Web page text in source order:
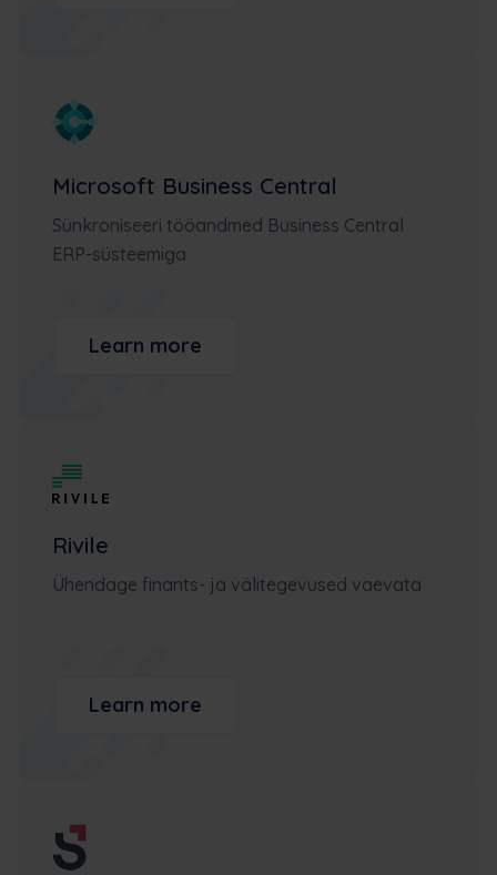
Microsoft Business Central
Sünkroniseeri tööandmed Business Central
ERP-süsteemiga
Learn more
Rivile
Ühendage finants- ja välitegevused vaevata
Learn more